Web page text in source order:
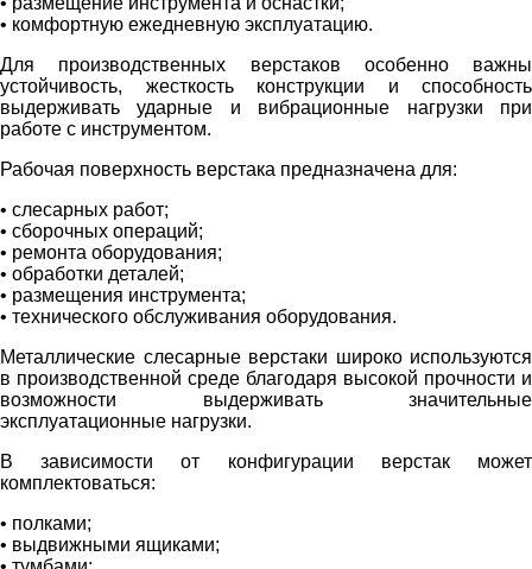
• комфортную ежедневную эксплуатацию.
Для производственных верстаков особенно важны
устойчивость, жесткость конструкции и способность
выдерживать ударные и вибрационные нагрузки при
работе с инструментом.
Рабочая поверхность верстака предназначена для:
• слесарных работ;
• сборочных операций;
• ремонта оборудования;
• обработки деталей;
• размещения инструмента;
• технического обслуживания оборудования.
Металлические слесарные верстаки широко используются
в производственной среде благодаря высокой прочности и
возможности выдерживать значительные
эксплуатационные нагрузки.
В зависимости от конфигурации верстак может
комплектоваться:
• полками;
• выдвижными ящиками;